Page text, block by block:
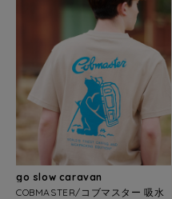
go slow caravan
COBMASTER/コブマスター 吸水